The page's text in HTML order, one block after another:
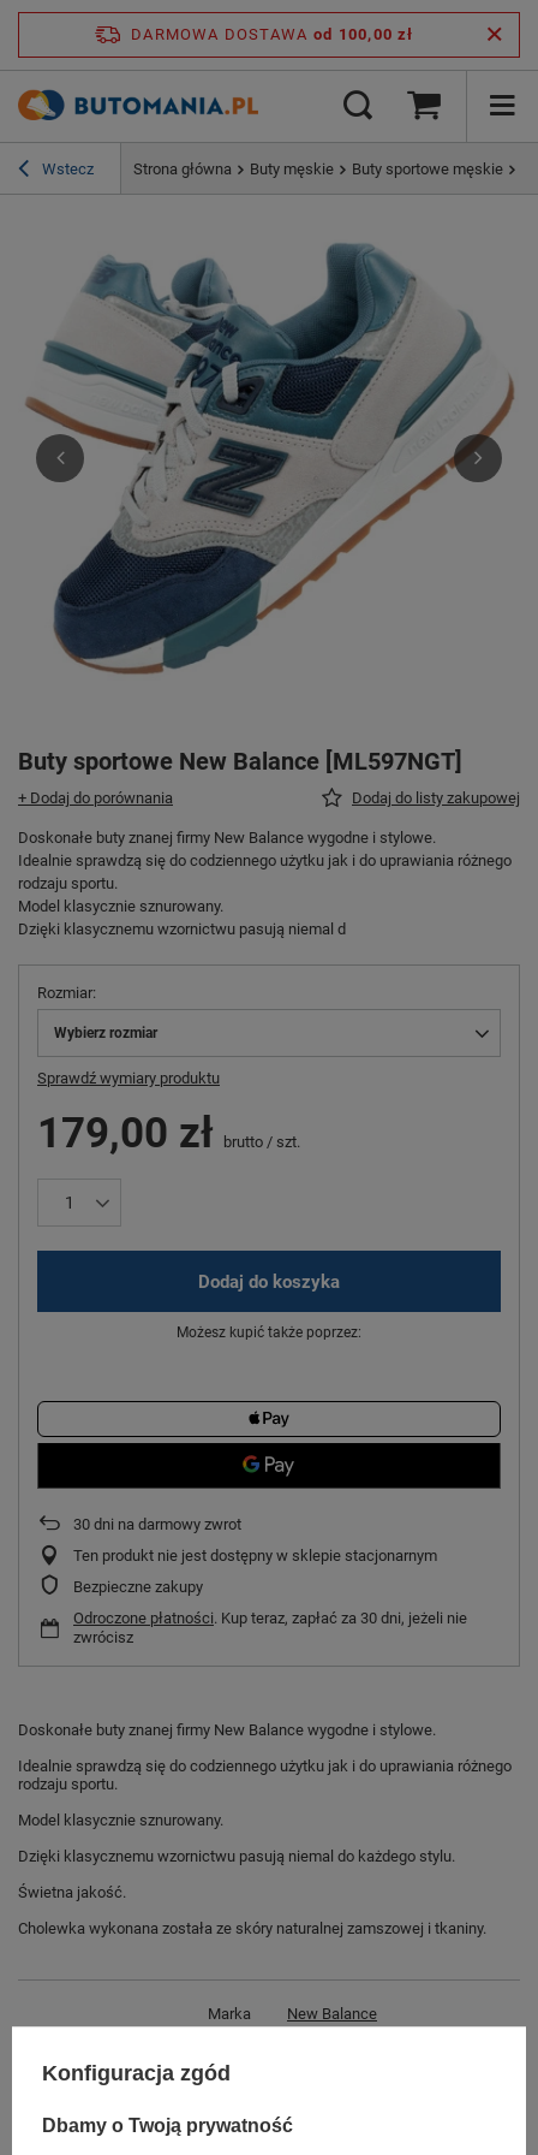
DARMOWA DOSTAWA od 100,00 zł
Wstecz Strona główna Buty męskie Buty sportowe męskie
Buty sportowe New Balance [ML597NGT]
+ Dodaj do porównania Dodaj do listy zakupowej
Doskonałe buty znanej firmy New Balance wygodne i stylowe.
Idealnie sprawdzą się do codziennego użytku jak i do uprawiania różnego
rodzaju sportu.
Model klasycznie sznurowany.
Dzięki klasycznemu wzornictwu pasują niemal d
Rozmiar
Wybierz rozmiar
Sprawdź wymiary produktu
179,00 zł brutto / szt.
Dodaj do koszyka
Możesz kupić także poprzez:
30 dni na darmowy zwrot
Ten produkt nie jest dostępny w sklepie stacjonarnym
Bezpieczne zakupy
Odroczone płatności. Kup teraz, zapłać za 30 dni, jeżeli nie
zwrócisz
Doskonałe buty znanej firmy New Balance wygodne i stylowe.
Idealnie sprawdzą się do codziennego użytku jak i do uprawiania różnego
rodzaju sportu.
Model klasycznie sznurowany.
Dzięki klasycznemu wzornictwu pasują niemal do każdego stylu.
Świetna jakość.
Cholewka wykonana została ze skóry naturalnej zamszowej i tkaniny.
Marka New Balance
Gwarancja
Płeć męskie
Konfiguracja zgód
Dbamy o Twoją prywatność